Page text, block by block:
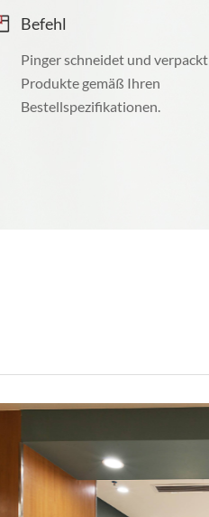
Befehl
Pinger schneidet und verpackt
Produkte gemäß Ihren
Bestellspezifikationen.